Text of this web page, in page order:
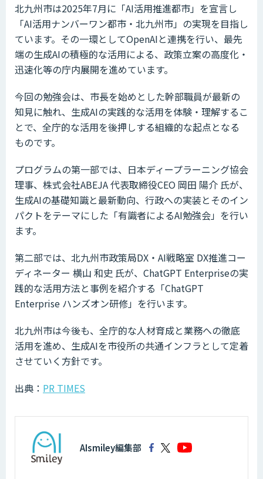
北九州市は2025年7月に「AI活用推進都市」を宣言し
「AI活用ナンバーワン都市・北九州市」の実現を目指し
ています。その一環としてOpenAIと連携を行い、最先
端の生成AIの積極的な活用による、政策立案の高度化・
迅速化等の庁内展開を進めています。
今回の勉強会は、市長を始めとした幹部職員が最新の
知見に触れ、生成AIの実践的な活用を体験・理解するこ
とで、全庁的な活用を後押しする組織的な起点となる
ものです。
プログラムの第一部では、日本ディープラーニング協会
理事、株式会社ABEJA 代表取締役CEO 岡田 陽介 氏が、
生成AIの基礎知識と最新動向、行政への実装とそのイン
パクトをテーマにした「有識者によるAI勉強会」を行い
ます。
第二部では、北九州市政策局DX・AI戦略室 DX推進コー
ディネーター 横山 和史 氏が、ChatGPT Enterpriseの実
践的な活用方法と事例を紹介する「ChatGPT
Enterprise ハンズオン研修」を行います。
北九州市は今後も、全庁的な人材育成と業務への徹底
活用を進め、生成AIを市役所の共通インフラとして定着
させていく方針です。
出典： PR TIMES
AIsmiley編集部